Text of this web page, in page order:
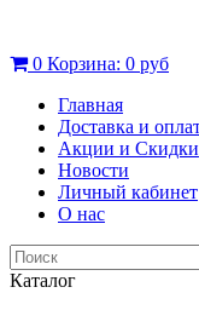
0 Корзина: 0 руб
Главная
Доставка и
Акции и Скидки
Новости
Личный кабинет
О нас
Каталог